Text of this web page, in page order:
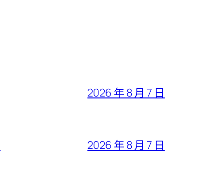
2026 年 8 月 7 日
2026 年 8 月 7 日